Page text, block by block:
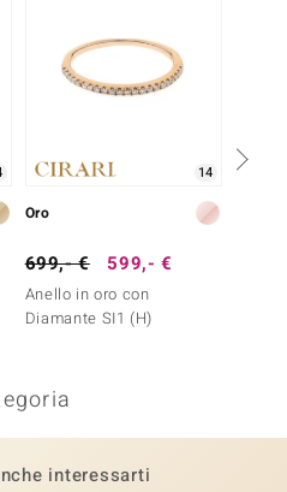
14
Oro
699,- € 599,- €
Anello in oro con
Diamante SI1 (H)
interessarti